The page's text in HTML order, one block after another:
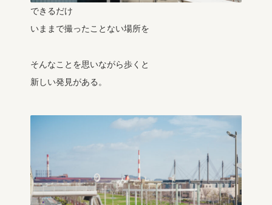
できるだけ
いままで撮ったことない場所を
そんなことを思いながら歩くと
新しい発見がある。